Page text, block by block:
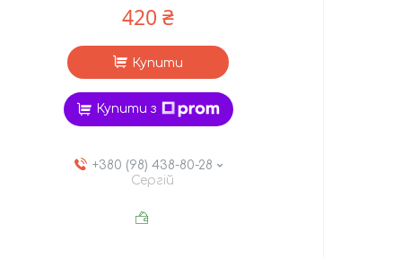
420 ₴
Купити
Купити з
+380 (98) 438-80-28
Сергій